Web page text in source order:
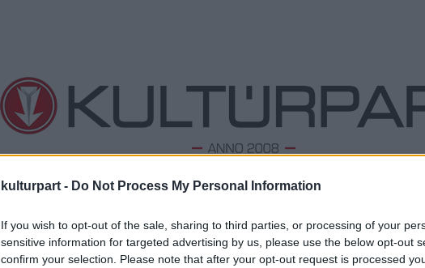
kulturpart - Do Not Process My Personal Information
If you wish to opt-out of the sale, sharing to third parties, or processing of your
sensitive information for targeted advertising by us, please use the below opt-out
confirm your selection. Please note that after your opt-out request is processed